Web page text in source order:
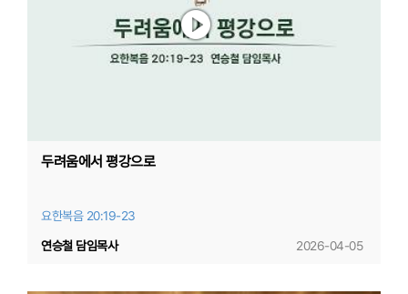
두려움에서 평강으로
요한복음 20:19-23
2026-04-05
연승철 담임목사